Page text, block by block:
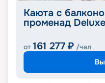
Каюта с
променад
от 161 277 ₽ /чел